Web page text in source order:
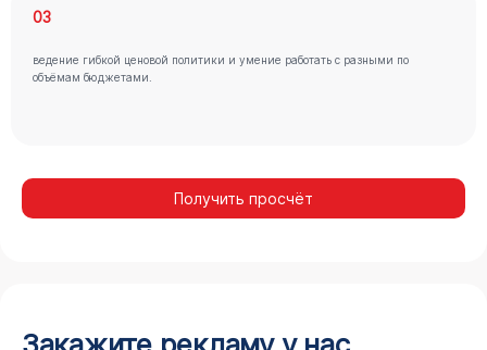
03
ведение гибкой ценовой политики и умение работать с разными по
объёмам бюджетами.
Получить просчёт